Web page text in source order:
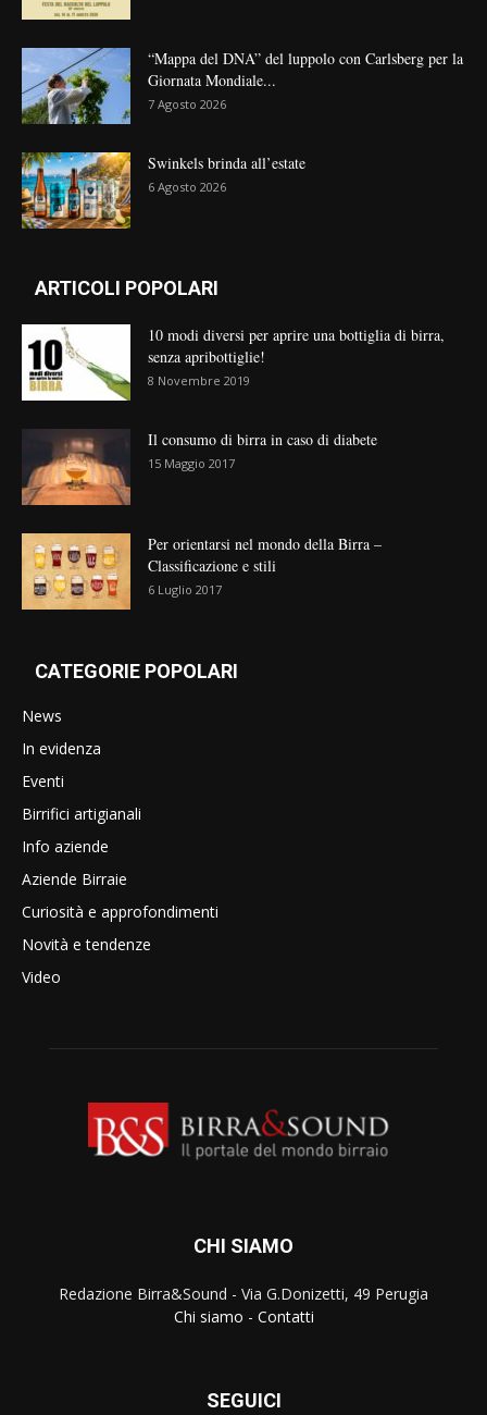
“Mappa del DNA” del luppolo con Carlsberg per la
Giornata Mondiale...
7 Agosto 2026
Swinkels brinda all’estate
6 Agosto 2026
ARTICOLI POPOLARI
10 modi diversi per aprire una bottiglia di birra,
senza apribottiglie!
8 Novembre 2019
Il consumo di birra in caso di diabete
15 Maggio 2017
Per orientarsi nel mondo della Birra –
Classificazione e stili
6 Luglio 2017
CATEGORIE POPOLARI
News
In evidenza
Eventi
Birrifici artigianali
Info aziende
Aziende Birraie
Curiosità e approfondimenti
Novità e tendenze
Video
CHI SIAMO
Redazione Birra&Sound - Via G.Donizetti, 49 Perugia
Chi siamo - Contatti
SEGUICI